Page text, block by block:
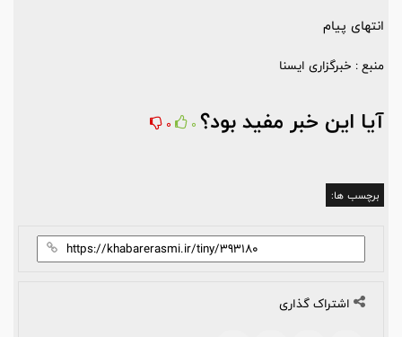
انتهای پیام
منبع : خبرگزاری ایسنا
آیا این خبر مفید بود؟ 0
0
برچسب ها:
اشتراک گذاری